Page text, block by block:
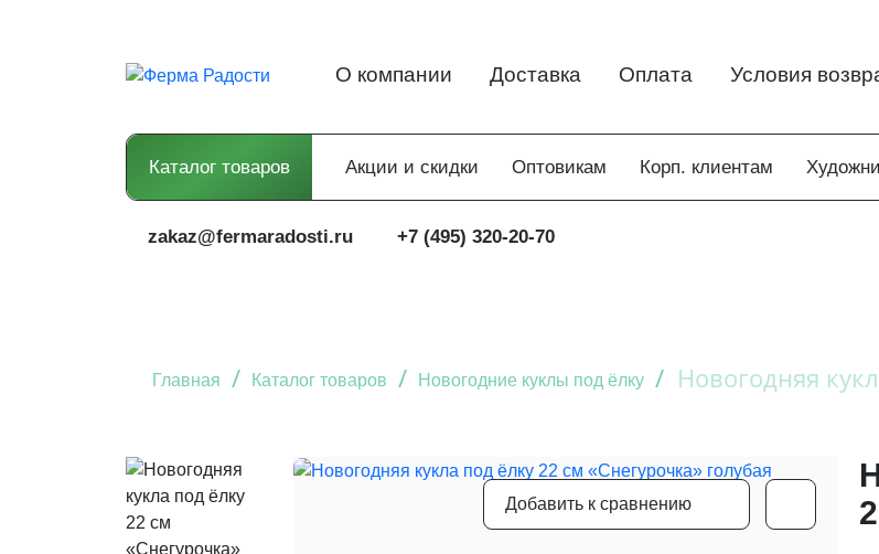
О компании Доставка Оплата Условия
Каталог товаров Акции и скидки Оптовикам Корп. клиентам
zakaz@fermaradosti.ru +7 (495) 320-20-70
Главная / Каталог товаров / Новогодние куклы под ёлку / Новогодняя
Добавить к сравнению